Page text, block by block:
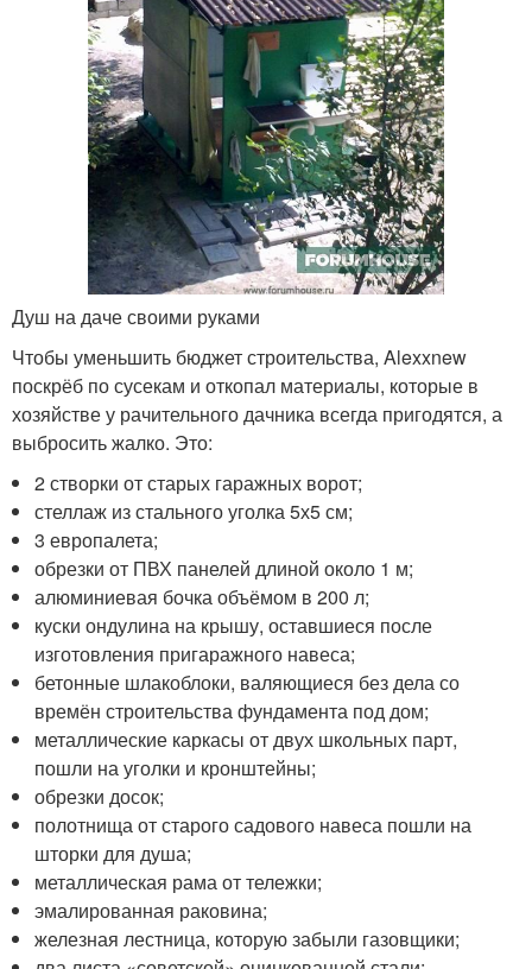
Душ на даче своими руками
Чтобы уменьшить бюджет строительства, Alexxnew
поскрёб по сусекам и откопал материалы, которые в
хозяйстве у рачительного дачника всегда пригодятся, а
выбросить жалко. Это:
2 створки от старых гаражных ворот;
стеллаж из стального уголка 5х5 см;
3 европалета;
обрезки от ПВХ панелей длиной около 1 м;
алюминиевая бочка объёмом в 200 л;
куски ондулина на крышу, оставшиеся после
изготовления пригаражного навеса;
бетонные шлакоблоки, валяющиеся без дела со
времён строительства фундамента под дом;
металлические каркасы от двух школьных парт,
пошли на уголки и кронштейны;
обрезки досок;
полотнища от старого садового навеса пошли на
шторки для душа;
металлическая рама от тележки;
эмалированная раковина;
железная лестница, которую забыли газовщики;